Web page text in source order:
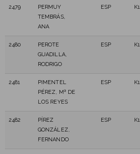
2479
PERMUY
TEMBRÁS,
ANA
ESP
2480
PEROTE
GUADILLA,
RODRIGO
ESP
2481
PIMENTEL
PÉREZ, Mª DE
LOS REYES
ESP
2482
PÍREZ
GONZÁLEZ,
FERNANDO
ESP